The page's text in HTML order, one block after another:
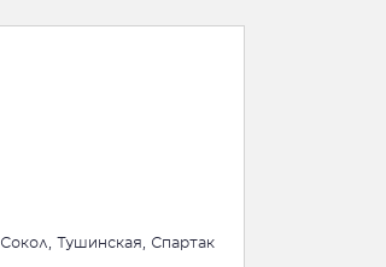
Сокол Тушинская Спартак